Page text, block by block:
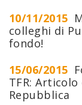
10/11/2015
colleghi di
fondo!
15/06/2015
TFR:
Repubblica